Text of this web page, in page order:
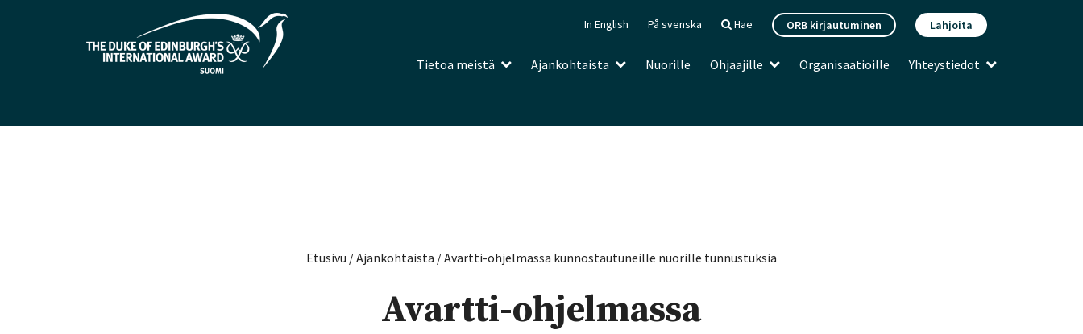
In English På svenska Hae ORB kirjautuminen Lahjoita
Tietoa meistä Ajankohtaista Nuorille Ohjaajille Organisaatioille Yhteystiedot
Etusivu /Ajankohtaista /Avartti-ohjelmassa kunnostautuneille nuorille tunnustuksia
Avartti-ohjelmassa